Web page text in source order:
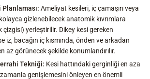
Ameliyat kesileri, iç çamaşırı veya
gizlenebilecek anatomik kıvrımlara
çizgisi) yerleştirilir. Dikey kesi gereken
iz, bacağın iç kısmında, önden ve arkadan
az görünecek şekilde konumlandırılır.
Tekniği: Kesi hattındaki gerginliği en aza
genişlemesini önleyen en önemli